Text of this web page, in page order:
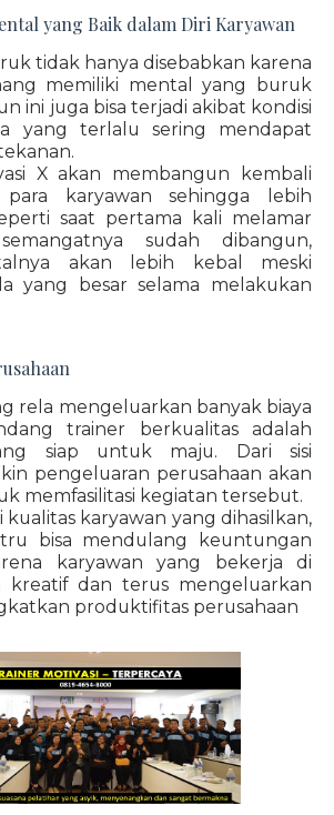
yang Baik dalam Diri Karyawan
tidak hanya disebabkan karena
memiliki mental yang buruk
ini juga bisa terjadi akibat kondisi
yang terlalu sering mendapat
X akan membangun kembali
karyawan sehingga lebih
saat pertama kali melamar
sudah dibangun,
akan lebih kebal meski
yang besar selama melakukan
rela mengeluarkan banyak biaya
trainer berkualitas adalah
siap untuk maju. Dari sisi
pengeluaran perusahaan akan
memfasilitasi kegiatan tersebut.
kualitas karyawan yang dihasilkan,
bisa mendulang keuntungan
karyawan yang bekerja di
kreatif dan terus mengeluarkan
produktifitas perusahaan